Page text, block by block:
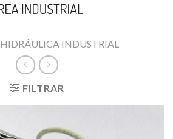
HIDRÁULICA INDUSTRIAL
FILTRAR